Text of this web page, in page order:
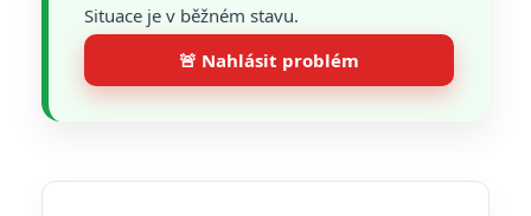
Situace je v běžném stavu.
🚨 Nahlásit problém